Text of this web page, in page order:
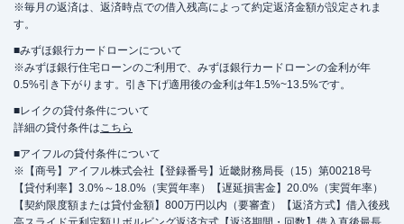
※毎月の返済は、返済時点での借入残高によって約定返済金額が設定されま
す。
■みずほ銀行カードローンについて
※みずほ銀行住宅ローンのご利用で、みずほ銀行カードローンの金利が年
0.5%引き下がります。引き下げ適用後の金利は年1.5%~13.5%です。
■レイクの貸付条件について
詳細の貸付条件はこちら
■アイフルの貸付条件について
※【商号】アイフル株式会社【登録番号】近畿財務局長（15）第00218号
【貸付利率】3.0%～18.0%（実質年率）【遅延損害金】20.0%（実質年率）
【契約限度額または貸付金額】800万円以内（要審査）【返済方式】借入後残